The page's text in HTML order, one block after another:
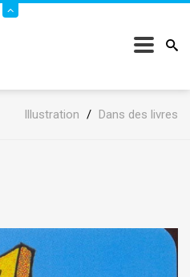
Illustration / Dans des livres